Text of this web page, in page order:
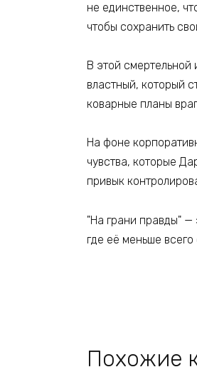
не единственное,
чтобы сохранить
В этой
властный, который
коварные планы
На фоне
чувства, которые
привык
"На грани правды" —
где её меньше
Похожие